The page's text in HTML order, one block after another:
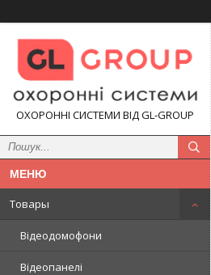
ОХОРОННІ СИСТЕМИ ВІД GL-GROUP
Товары
Відеодомофони
Відеопанелі